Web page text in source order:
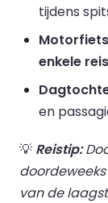
tijdens
enkele reis
en
💡 Reistip:
van de